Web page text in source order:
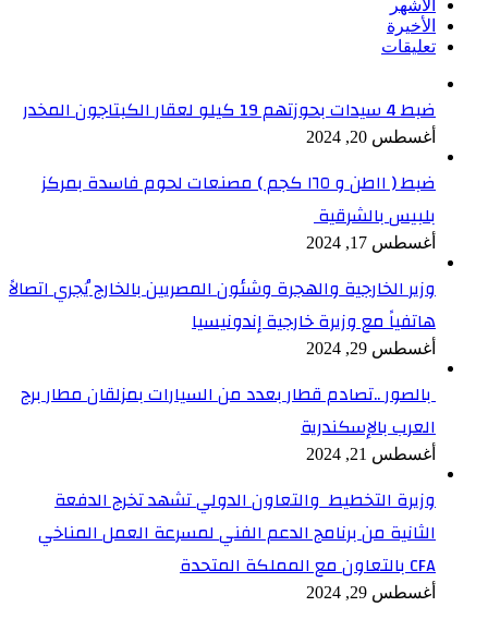
الأشهر
الأخيرة
تعليقات
ضبط 4 سيدات بحوزتهم 19 كيلو لعقار الكبتاجون المخدر
أغسطس 20, 2024
ضبط ( ١١طن و ١٦٥ كجم ) مصنعات لحوم فاسدة بمركز
بلبيس بالشرقية
أغسطس 17, 2024
وزير الخارجية والهجرة وشئون المصريين بالخارج يُجري اتصالاً
هاتفياً مع وزيرة خارجية إندونيسيا
أغسطس 29, 2024
بالصور ..تصادم قطار بعدد من السيارات بمزلقان مطار برج
العرب بالإسكندرية
أغسطس 21, 2024
وزيرة التخطيط والتعاون الدولي تشهد تخرج الدفعة
الثانية من برنامج الدعم الفني لمسرعة العمل المناخي
CFA بالتعاون مع المملكة المتحدة
أغسطس 29, 2024